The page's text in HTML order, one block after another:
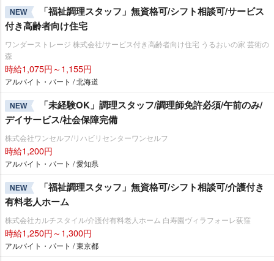
NEW
「福祉調理スタッフ」無資格可/シフト相談可/サービス
付き高齢者向け住宅
ワンダーストレージ 株式会社/サービス付き高齢者向け住宅 うるおいの家 芸術の
森
時給1,075円～1,155円
アルバイト・パート / 北海道
NEW
「未経験OK」調理スタッフ/調理師免許必須/午前のみ/
デイサービス/社会保障完備
株式会社ワンセルフ/リハビリセンターワンセルフ
時給1,200円
アルバイト・パート / 愛知県
NEW
「福祉調理スタッフ」無資格可/シフト相談可/介護付き
有料老人ホーム
株式会社カルチスタイル/介護付有料老人ホーム 白寿園ヴィラフォーレ荻窪
時給1,250円～1,300円
アルバイト・パート / 東京都